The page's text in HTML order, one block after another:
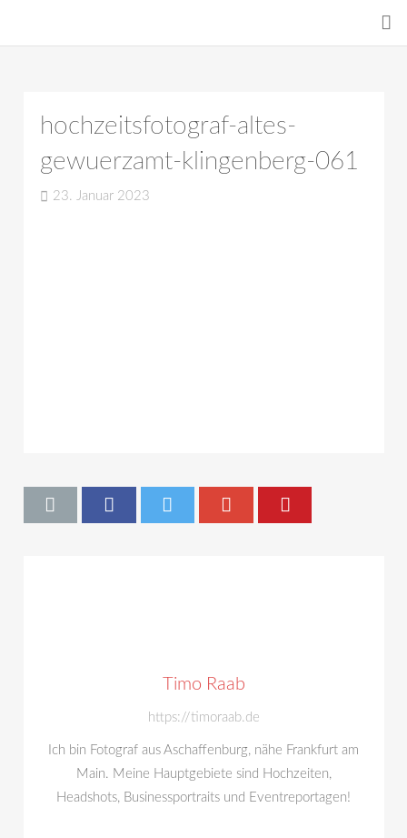
hochzeitsfotograf-altes-
gewuerzamt-klingenberg-061
23. Januar 2023
Timo Raab
https://timoraab.de
Ich bin Fotograf aus Aschaffenburg, nähe Frankfurt am
Main. Meine Hauptgebiete sind Hochzeiten,
Headshots, Businessportraits und Eventreportagen!